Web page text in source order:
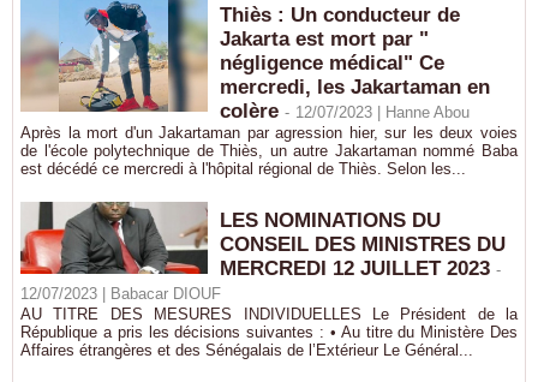
Thiès : Un conducteur de
Jakarta est mort par "
négligence médical" Ce
mercredi, les Jakartaman en
colère - 12/07/2023 |
Hanne Abou
Après la mort d'un Jakartaman par agression hier, sur les deux voies
de l'école polytechnique de Thiès, un autre Jakartaman nommé Baba
est décédé ce mercredi à l'hôpital régional de Thiès. Selon les...
LES NOMINATIONS DU
CONSEIL DES MINISTRES DU
MERCREDI 12 JUILLET 2023 -
12/07/2023 |
Babacar DIOUF
AU TITRE DES MESURES INDIVIDUELLES Le Président de la
République a pris les décisions suivantes : • Au titre du Ministère Des
Affaires étrangères et des Sénégalais de l’Extérieur Le Général...